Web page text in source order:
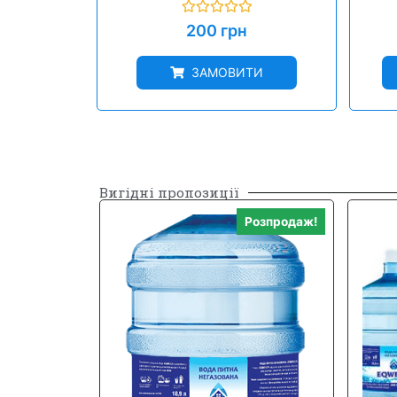
Оцінено
в
5
200 грн
ЗАМОВИТИ
Вигідні пропозиції
Розпродаж!